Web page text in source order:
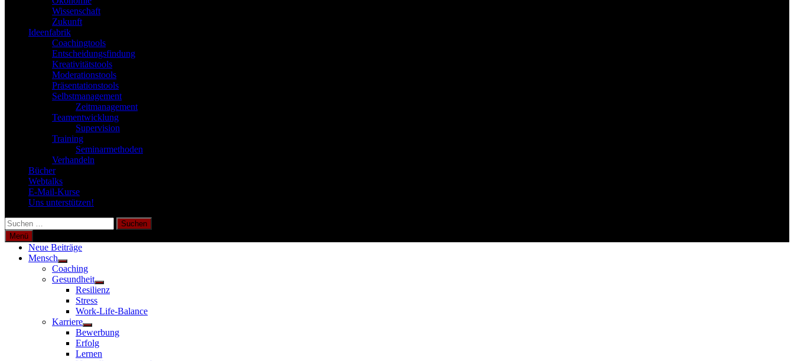
Wissenschaft
Zukunft
Ideenfabrik
Coachingtools
Entscheidungsfindung
Kreativitätstools
Moderationstools
Präsentationstools
Selbstmanagement
Zeitmanagement
Teamentwicklung
Supervision
Training
Seminarmethoden
Verhandeln
Bücher
Webtalks
E-Mail-Kurse
Uns unterstützen!
Suchen
nach:
Menü
Neue Beiträge
Mensch
Untermenü
anzeigen
Coaching
Gesundheit
Untermenü
anzeigen
Resilienz
Stress
Work-Life-Balance
Karriere
Untermenü
anzeigen
Bewerbung
Erfolg
Lernen